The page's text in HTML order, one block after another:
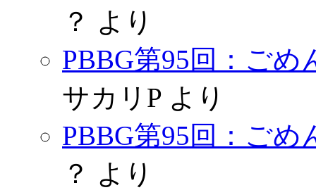
？ より
PBBG第95回：ご
サカリP より
PBBG第95回：ご
？ より